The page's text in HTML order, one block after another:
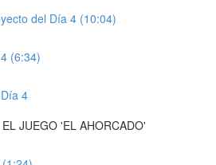
del Día 4 (10:04)
(6:34)
4
JUEGO 'EL AHORCADO'